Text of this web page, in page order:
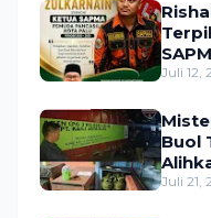
Juli 12,
Buol
Juli 21,